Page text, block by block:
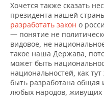
Хочется также сказать
президента нашей
разработать закон о
— понятие не
видовое, не
такое наша Держава,
может быть
национальностей, как
быть разработана общая
любых народов, живущих